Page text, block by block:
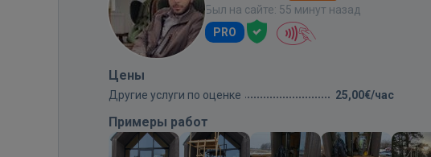
Был на сайте: 55 минут назад
PRO
Цены
Другие услуги по оценке 25,00€/час
Примеры работ